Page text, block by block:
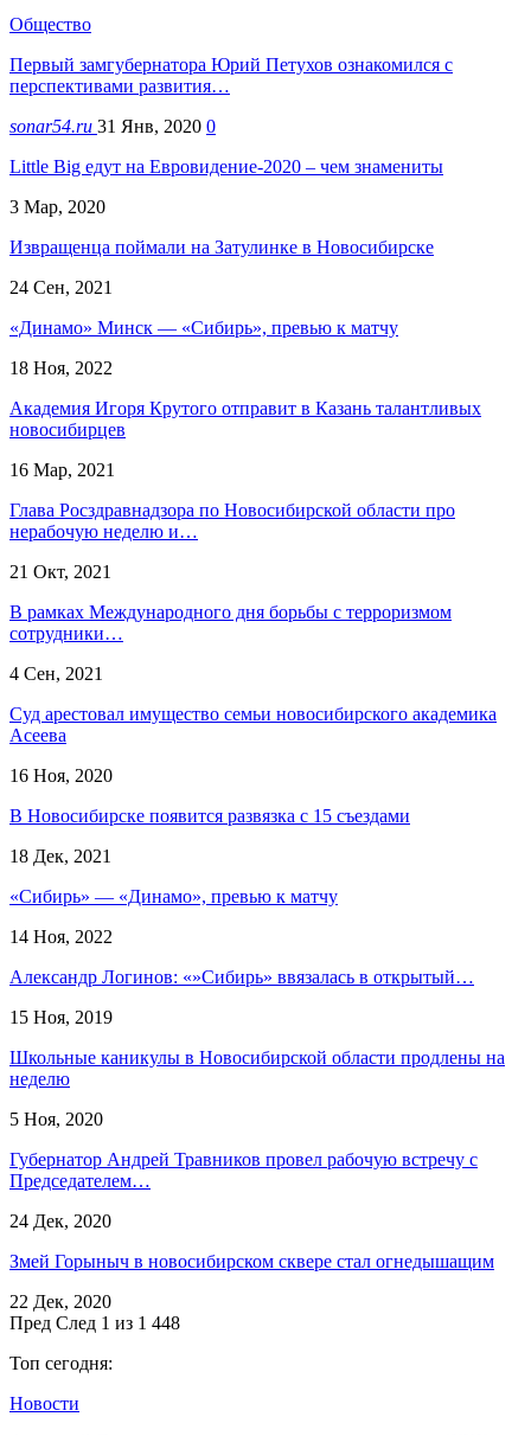
Общество
Первый замгубернатора Юрий Петухов ознакомился с
перспективами развития…
sonar54.ru 31 Янв, 2020 0
Little Big едут на Евровидение-2020 – чем знамениты
3 Мар, 2020
Извращенца поймали на Затулинке в Новосибирске
24 Сен, 2021
«Динамо» Минск — «Сибирь», превью к матчу
18 Ноя, 2022
Академия Игоря Крутого отправит в Казань талантливых
новосибирцев
16 Мар, 2021
Глава Росздравнадзора по Новосибирской области про
нерабочую неделю и…
21 Окт, 2021
В рамках Международного дня борьбы с терроризмом
сотрудники…
4 Сен, 2021
Суд арестовал имущество семьи новосибирского академика
Асеева
16 Ноя, 2020
В Новосибирске появится развязка с 15 съездами
18 Дек, 2021
«Сибирь» — «Динамо», превью к матчу
14 Ноя, 2022
Александр Логинов: «»Сибирь» ввязалась в открытый…
15 Ноя, 2019
Школьные каникулы в Новосибирской области продлены на
неделю
5 Ноя, 2020
Губернатор Андрей Травников провел рабочую встречу с
Председателем…
24 Дек, 2020
Змей Горыныч в новосибирском сквере стал огнедышащим
22 Дек, 2020
Пред След 1 из 1 448
Топ сегодня:
Новости